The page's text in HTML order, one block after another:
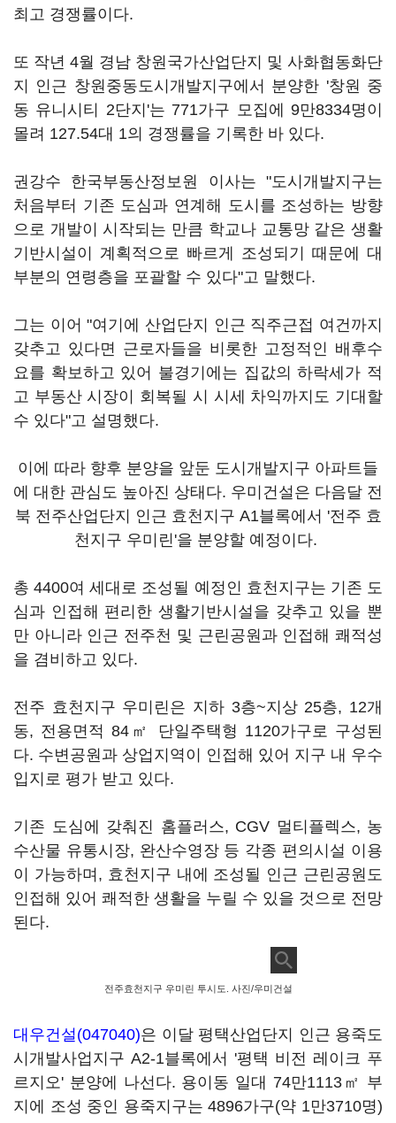
최고 경쟁률이다.
또 작년 4월 경남 창원국가산업단지 및 사화협동화단
지 인근 창원중동도시개발지구에서 분양한 '창원 중
동 유니시티 2단지'는 771가구 모집에 9만8334명이
몰려 127.54대 1의 경쟁률을 기록한 바 있다.
권강수 한국부동산정보원 이사는 "도시개발지구는
처음부터 기존 도심과 연계해 도시를 조성하는 방향
으로 개발이 시작되는 만큼 학교나 교통망 같은 생활
기반시설이 계획적으로 빠르게 조성되기 때문에 대
부분의 연령층을 포괄할 수 있다"고 말했다.
그는 이어 "여기에 산업단지 인근 직주근접 여건까지
갖추고 있다면 근로자들을 비롯한 고정적인 배후수
요를 확보하고 있어 불경기에는 집값의 하락세가 적
고 부동산 시장이 회복될 시 시세 차익까지도 기대할
수 있다"고 설명했다.
이에 따라 향후 분양을 앞둔 도시개발지구 아파트들
에 대한 관심도 높아진 상태다. 우미건설은 다음달 전
북 전주산업단지 인근 효천지구 A1블록에서 '전주 효
천지구 우미린'을 분양할 예정이다.
총 4400여 세대로 조성될 예정인 효천지구는 기존 도
심과 인접해 편리한 생활기반시설을 갖추고 있을 뿐
만 아니라 인근 전주천 및 근린공원과 인접해 쾌적성
을 겸비하고 있다.
전주 효천지구 우미린은 지하 3층~지상 25층, 12개
동, 전용면적 84㎡ 단일주택형 1120가구로 구성된
다. 수변공원과 상업지역이 인접해 있어 지구 내 우수
입지로 평가 받고 있다.
기존 도심에 갖춰진 홈플러스, CGV 멀티플렉스, 농
수산물 유통시장, 완산수영장 등 각종 편의시설 이용
이 가능하며, 효천지구 내에 조성될 인근 근린공원도
인접해 있어 쾌적한 생활을 누릴 수 있을 것으로 전망
된다.
전주효천지구 우미린 투시도. 사진/우미건설
대우건설(047040)은 이달 평택산업단지 인근 용죽도
시개발사업지구 A2-1블록에서 '평택 비전 레이크 푸
르지오' 분양에 나선다. 용이동 일대 74만1113㎡ 부
지에 조성 중인 용죽지구는 4896가구(약 1만3710명)